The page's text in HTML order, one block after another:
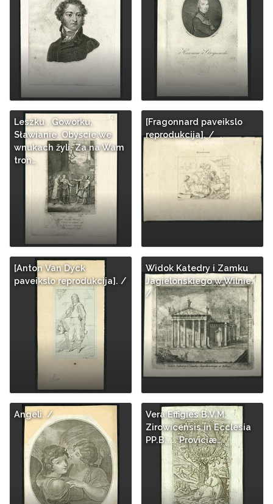
Leszku , Goworku,
Sławianie. Obyście we
wnukach žyli, Za na Wam
tron…
[Fragonnard paveikslo
reprodukcija]. /
[Anton Van Dyck
paveikslo reprodukcija]. /
Widok Katedry i Zamku
Jagielónskiego w Wilnie.
/
Angeli. /
Vera Effigies B.V.M.
Zirowicensis in Ecclesia
PP.B..... Proviciæ…